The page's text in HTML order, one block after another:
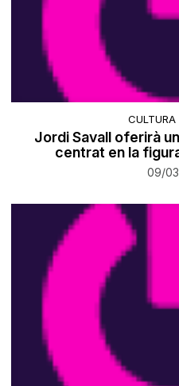
CULTURA
Jordi Savall oferirà
centrat en la
09/